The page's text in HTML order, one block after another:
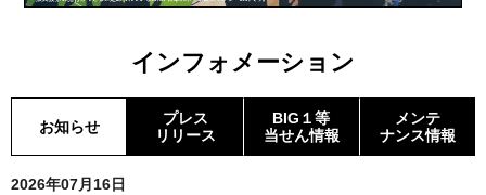
インフォメーション
お知らせ
プレス
リリース
BIG１等
当せん情報
メンテ
ナンス情報
2026年07月16日